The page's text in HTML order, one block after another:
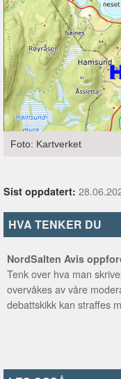
Foto: Kartverket
Sist oppdatert:
HVA TENKER DU
NordSalten Avis
Tenk over hva man
overvåkes av våre
debattskikk kan straffes